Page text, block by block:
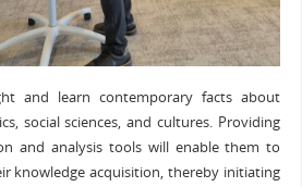
and learn contemporary facts about
social sciences, and cultures. Providing
and analysis tools will enable them to
knowledge acquisition, thereby initiating